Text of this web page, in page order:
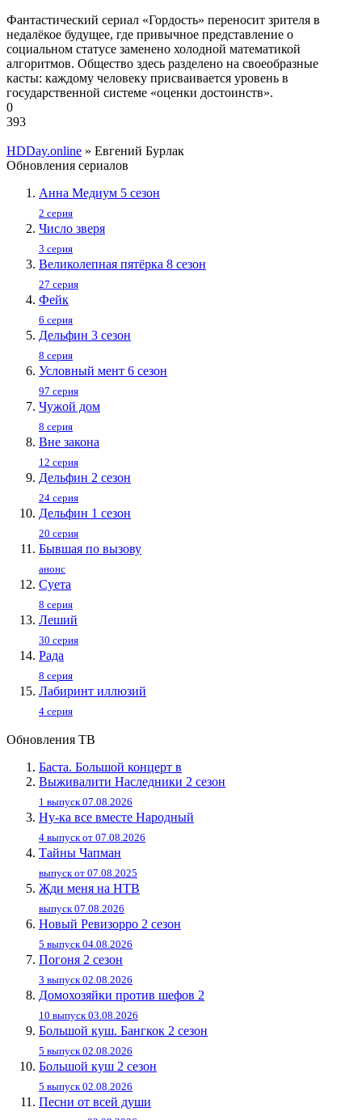
Фантастический сериал «Гордость» переносит зрителя в
недалёкое будущее, где привычное представление о
социальном статусе заменено холодной математикой
алгоритмов. Общество здесь разделено на своеобразные
касты: каждому человеку присваивается уровень в
государственной системе «оценки достоинств».
0
393
HDDay.online » Евгений Бурлак
Обновления сериалов
Анна Медиум 5 сезон
2 серия
Число зверя
3 серия
Великолепная пятёрка 8 сезон
27 серия
Фейк
6 серия
Дельфин 3 сезон
8 серия
Условный мент 6 сезон
97 серия
Чужой дом
8 серия
Вне закона
12 серия
Дельфин 2 сезон
24 серия
Дельфин 1 сезон
20 серия
Бывшая по вызову
анонс
Суета
8 серия
Леший
30 серия
Рада
8 серия
Лабиринт иллюзий
4 серия
Обновления ТВ
Баста. Большой концерт в
Выживалити Наследники 2 сезон
1 выпуск 07.08.2026
Ну-ка все вместе Народный
4 выпуск от 07.08.2026
Тайны Чапман
выпуск от 07.08.2025
Жди меня на НТВ
выпуск 07.08.2026
Новый Ревизорро 2 сезон
5 выпуск 04.08.2026
Погоня 2 сезон
3 выпуск 02.08.2026
Домохозяйки против шефов 2
10 выпуск 03.08.2026
Большой куш. Бангкок 2 сезон
5 выпуск 02.08.2026
Большой куш 2 сезон
5 выпуск 02.08.2026
Песни от всей души